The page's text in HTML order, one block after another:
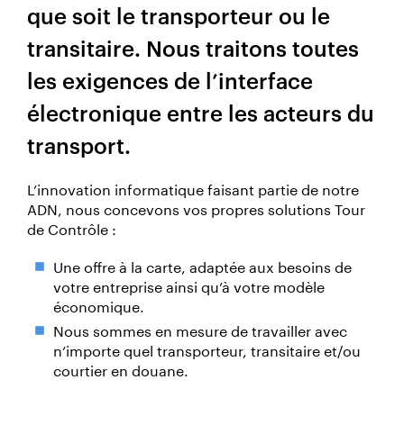
que soit le transporteur ou le
transitaire. Nous traitons toutes
les exigences de l’interface
électronique entre les acteurs du
transport.
L’innovation informatique faisant partie de notre
ADN, nous concevons vos propres solutions Tour
de Contrôle :
Une offre à la carte, adaptée aux besoins de
votre entreprise ainsi qu’à votre modèle
économique.
Nous sommes en mesure de travailler avec
n’importe quel transporteur, transitaire et/ou
courtier en douane.